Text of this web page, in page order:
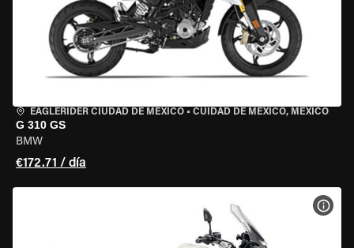
EAGLERIDER CIUDAD DE MÉXICO • CUIDAD DE MEXICO, MEXICO
G 310 GS
BMW
€172.71 / día
VER